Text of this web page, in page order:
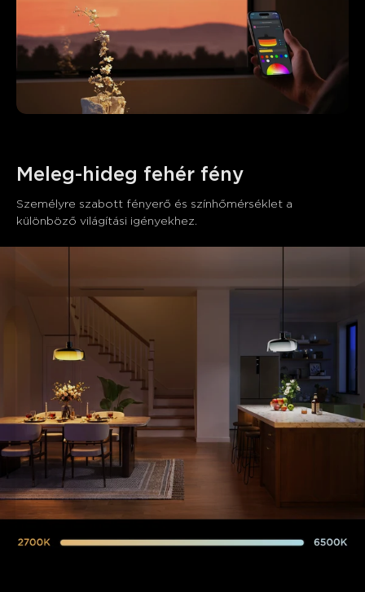
Meleg-hideg fehér fény
Személyre szabott fényerő és színhőmérséklet a
különböző világítási igényekhez.